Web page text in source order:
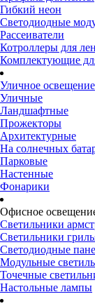
Гибкий неон
Светодиодные
Рассеиватели
Котроллеры для
Комплектующие
Уличное освещение
Уличные
Ландшафтные
Прожекторы
Архитектурные
На солнечных
Парковые
Настенные
Фонарики
Офисное
Светильники
Светильники
Светодиодные
Модульные
Точечные
Настольные лампы